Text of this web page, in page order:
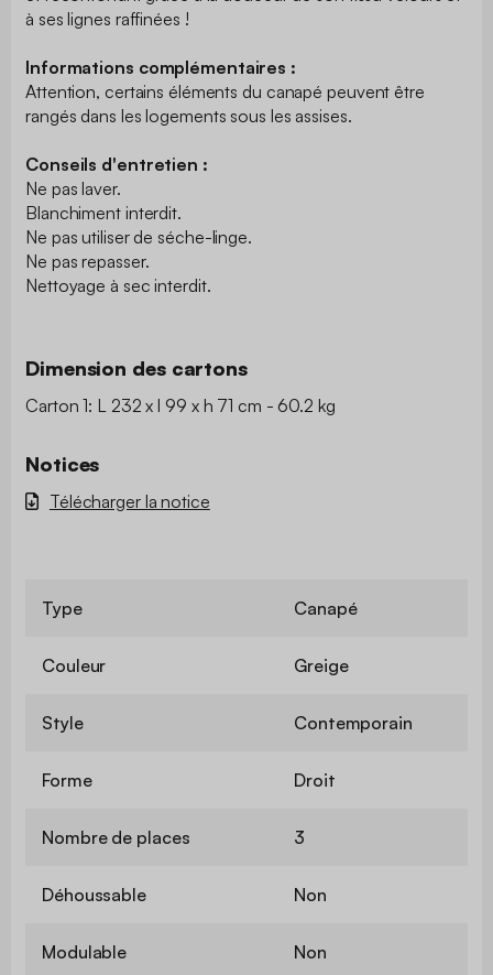
à ses lignes raffinées !
Informations complémentaires :
Attention, certains éléments du canapé peuvent être
rangés dans les logements sous les assises.
Conseils d'entretien :
Ne pas laver.
Blanchiment interdit.
Ne pas utiliser de séche-linge.
Ne pas repasser.
Nettoyage à sec interdit.
Dimension des cartons
Carton 1: L 232 x l 99 x h 71 cm - 60.2 kg
Notices
Télécharger la notice
Type Canapé
Couleur Greige
Style Contemporain
Forme Droit
Nombre de places 3
Déhoussable Non
Modulable Non